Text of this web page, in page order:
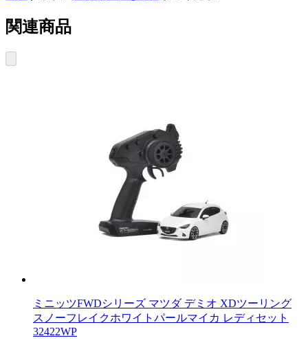
関連商品
ミニッツFWDシリーズ マツダ デミオ XDツーリング
スノーフレイクホワイトパールマイカ レディセット
32422WP